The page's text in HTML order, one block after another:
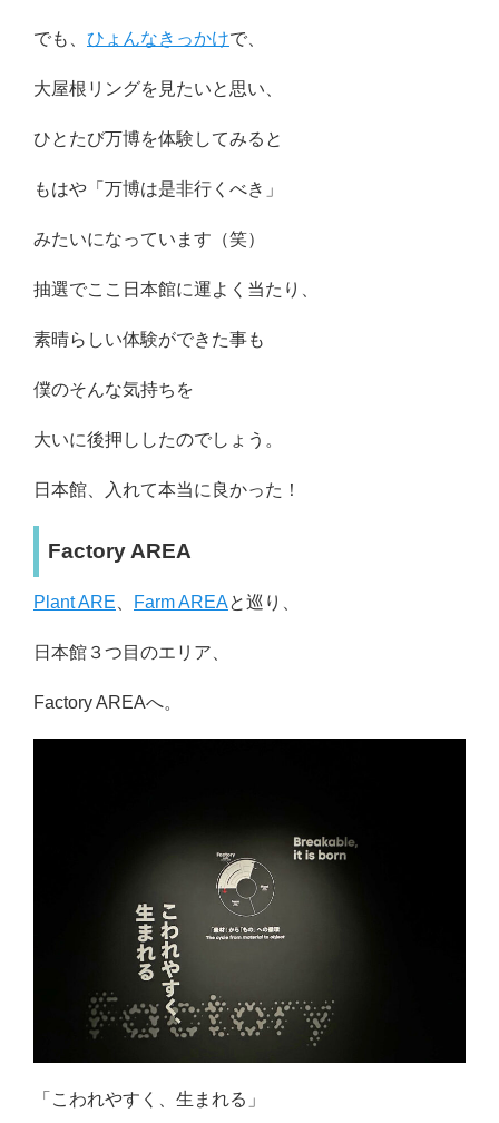
でも、 ひょんなきっかけで、
大屋根リングを見たいと思い、
ひとたび万博を体験してみると
もはや「万博は是非行くべき」
みたいになっています（笑）
抽選でここ日本館に運よく当たり、
素晴らしい体験ができた事も
僕のそんな気持ちを
大いに後押ししたのでしょう。
日本館、入れて本当に良かった！
Factory AREA
Plant ARE Farm AREAと巡り、
日本館３つ目のエリア、
Factory AREAへ。
「こわれやすく、生まれる」